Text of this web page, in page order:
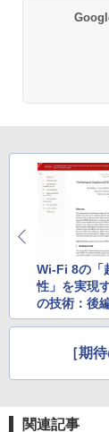
Wi-Fi 8の「
性」を実現
の技術：後
に“必須”に
［期
関連記事